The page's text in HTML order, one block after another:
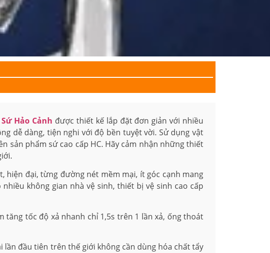
Hảo Cảnh được thiết kế lắp đặt đơn giản với nhiều
dễ dàng, tiện nghi với độ bền tuyệt vời. Sử dụng vật
sản phẩm sứ cao cấp HC. Hãy cảm nhận những thiết
hiện đại, từng đường nét mềm mại, ít góc cạnh mang
không gian nhà vệ sinh, thiết bị vệ sinh cao cấp
tốc độ xả nhanh chỉ 1,5s trên 1 lần xả, ống thoát
lần đầu tiên trên thế giới không cần dùng hóa chất tẩy